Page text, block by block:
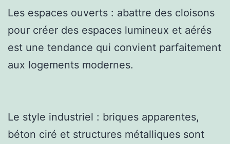
Les espaces ouverts : abattre des cloisons
pour créer des espaces lumineux et aérés
est une tendance qui convient parfaitement
aux logements modernes.
Le style industriel : briques apparentes,
béton ciré et structures métalliques sont